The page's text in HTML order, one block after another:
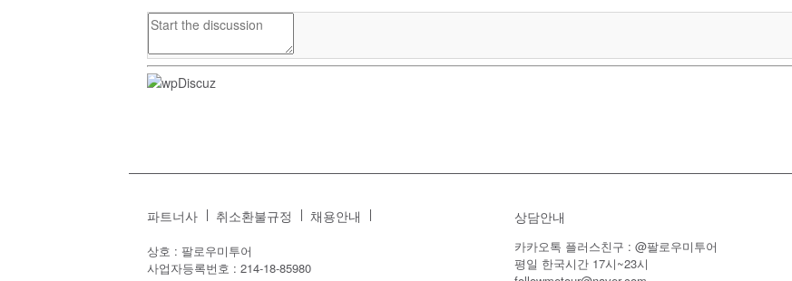
파트너사 취소환불규정 채용안내
상호 : 팔로우미투어
사업자등록번호 : 214-18-85980
상담안내
카카오톡 플러스친구 : @팔로우미투어
평일 한국시간 17시~23시